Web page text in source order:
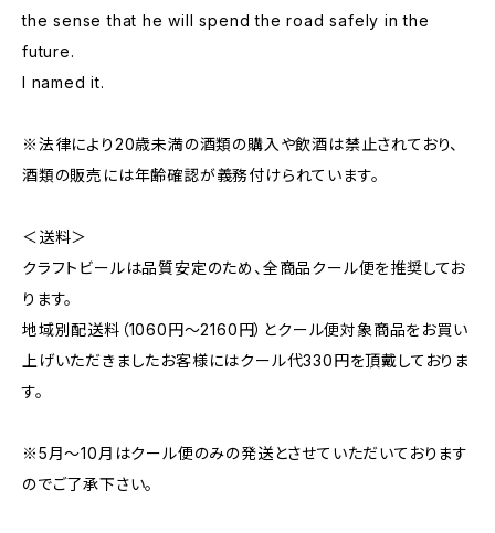
the sense that he will spend the road safely in the
future.
I named it.
※法律により20歳未満の酒類の購入や飲酒は禁止されており、
酒類の販売には年齢確認が義務付けられています。
＜送料＞
クラフトビールは品質安定のため、全商品クール便を推奨してお
ります。
地域別配送料（1060円～2160円）とクール便対象商品をお買い
上げいただきましたお客様にはクール代330円を頂戴しておりま
す。
※5月～10月はクール便のみの発送とさせていただいております
のでご了承下さい。